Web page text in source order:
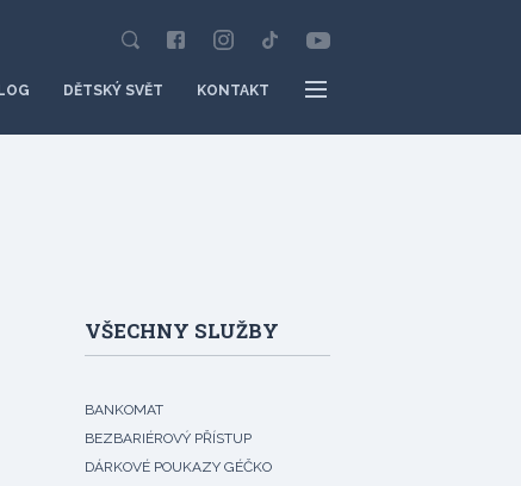
DĚTSKÝ SVĚT KONTAKT
VŠECHNY SLUŽBY
BANKOMAT
BEZBARIÉROVÝ PŘÍSTUP
DÁRKOVÉ POUKAZY GÉČKO